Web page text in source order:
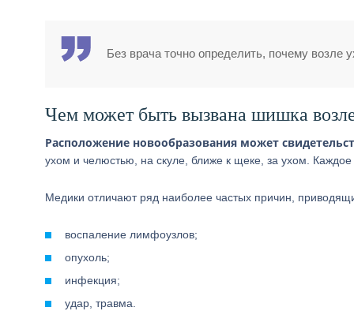
Без врача точно определить, почему возле
Чем может быть вызвана шишка
Расположение новообразования может
ухом и челюстью, на скуле, ближе к щеке, за ухом.
Медики отличают ряд наиболее частых причин,
воспаление лимфоузлов;
опухоль;
инфекция;
удар, травма.